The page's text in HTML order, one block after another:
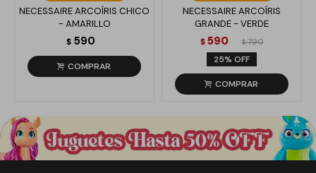
NECESSAIRE ARCOÍRIS CHICO
- AMARILLO
$ 590
NECESSAIRE ARCOÍRIS
GRANDE - VERDE
$ 590 $ 790
25